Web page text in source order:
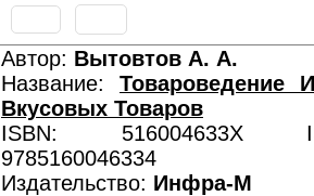
Автор: Вытовтов А. А.
Название: Товароведение
Вкусовых Товаров
ISBN: 516004633X
9785160046334
Издательство: Инфра-М